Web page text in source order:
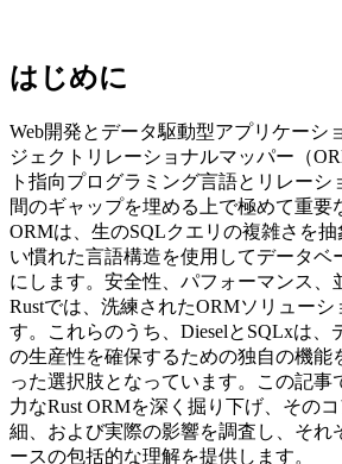
はじめに
Web開発とデータ駆動型アプリケーシ
ジェクトリレーショナルマッパー（
ト指向プログラミング言語とリレー
間のギャップを埋める上で極めて重要
ORMは、生のSQLクエリの複雑さを
い慣れた言語構造を使用してデータベ
にします。安全性、パフォーマンス、
Rustでは、洗練されたORMソリューシ
す。これらのうち、DieselとSQLxは、
の生産性を確保するための独自の機能
った選択肢となっています。この記事
力なRust ORMを深く掘り下げ、その
細、および実際の影響を調査し、それ
ースの包括的な理解を提供します。